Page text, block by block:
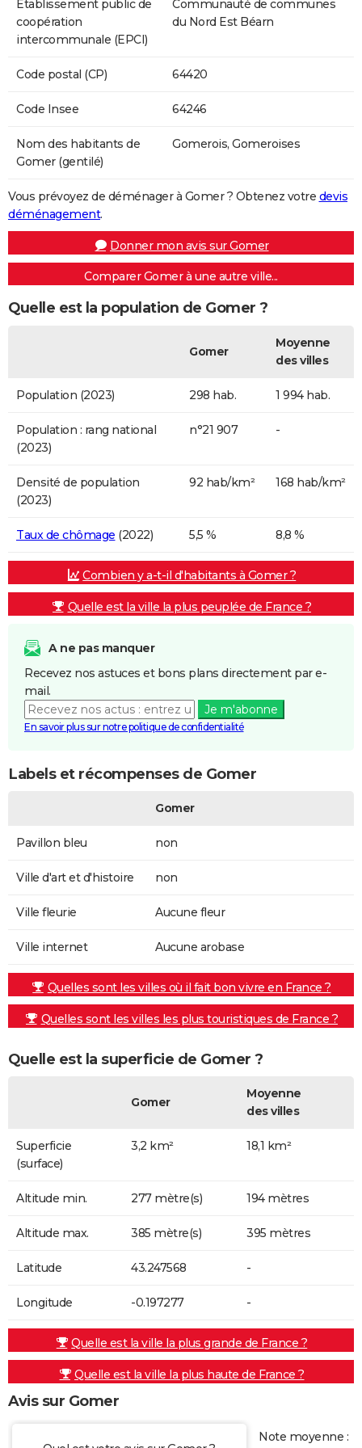
Etablissement public de
coopération
intercommunale (EPCI)
Communauté de communes
du Nord Est Béarn
Code postal (CP) 64420
Code Insee 64246
Nom des habitants de
Gomer (gentilé)
Gomerois, Gomeroises
Vous prévoyez de déménager à Gomer ? Obtenez votre devis
déménagement.
Donner mon avis sur Gomer
Comparer Gomer à une autre ville...
Quelle est la population de Gomer ?
Gomer
Moyenne
des villes
Population (2023) 298 hab. 1 994 hab.
Population : rang national
(2023)
n°21 907 -
Densité de population
(2023)
92 hab/km² 168 hab/km²
Taux de chômage (2022) 5,5 % 8,8 %
Combien y a-t-il d'habitants à Gomer ?
Quelle est la ville la plus peuplée de France ?
A ne pas manquer
Recevez nos astuces et bons plans directement par e-
mail.
Je m'abonne
En savoir plus sur notre politique de confidentialité
Labels et récompenses de Gomer
Gomer
Pavillon bleu non
Ville d'art et d'histoire non
Ville fleurie Aucune fleur
Ville internet Aucune arobase
Quelles sont les villes où il fait bon vivre en France ?
Quelles sont les villes les plus touristiques de France ?
Quelle est la superficie de Gomer ?
Gomer
Moyenne
des villes
Superficie
(surface)
3,2 km² 18,1 km²
Altitude min. 277 mètre(s) 194 mètres
Altitude max. 385 mètre(s) 395 mètres
Latitude 43.247568 -
Longitude -0.197277 -
Quelle est la ville la plus grande de France ?
Quelle est la ville la plus haute de France ?
Avis sur Gomer
Note moyenne :